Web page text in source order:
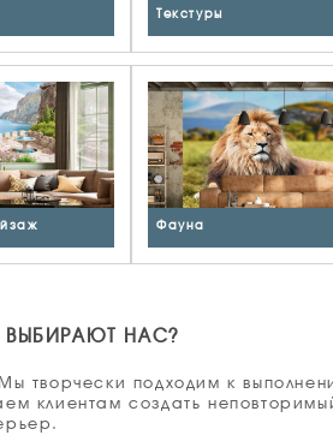
Текстуры
Фауна
НАС?
творчески подходим к
клиентам создать